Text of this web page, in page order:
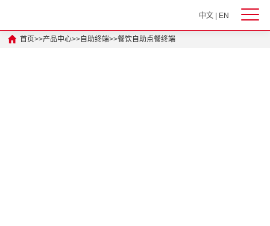
中文| EN
首页>>产品中心>>自助终端>>餐饮自助点餐终端